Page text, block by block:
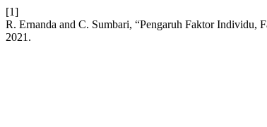
[1]
R. Ernanda and C. Sumbari, “Pengaruh Faktor Individu,
2021.